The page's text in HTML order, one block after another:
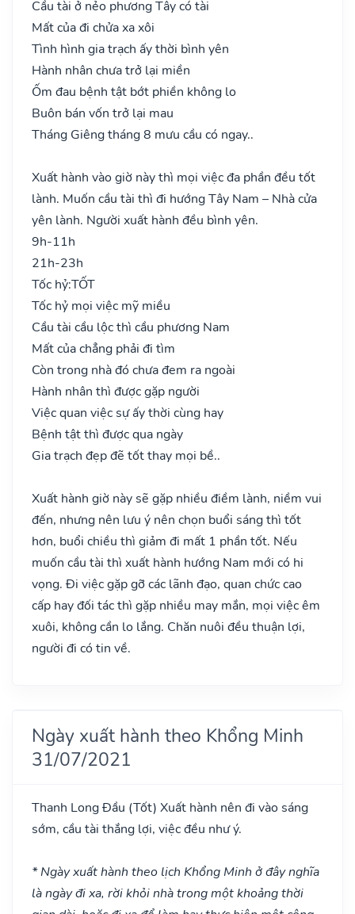
Cầu tài ở nẻo phương Tây có tài
Mất của đi chửa xa xôi
Tình hình gia trạch ấy thời bình yên
Hành nhân chưa trở lại miền
Ốm đau bệnh tật bớt phiền không lo
Buôn bán vốn trở lại mau
Tháng Giêng tháng 8 mưu cầu có ngay..
Xuất hành vào giờ này thì mọi việc đa phần đều tốt
lành. Muốn cầu tài thì đi hướng Tây Nam – Nhà cửa
yên lành. Người xuất hành đều bình yên.
9h-11h
21h-23h
Tốc hỷ:TỐT
Tốc hỷ mọi việc mỹ miều
Cầu tài cầu lộc thì cầu phương Nam
Mất của chẳng phải đi tìm
Còn trong nhà đó chưa đem ra ngoài
Hành nhân thì được gặp người
Việc quan việc sự ấy thời cùng hay
Bệnh tật thì được qua ngày
Gia trạch đẹp đẽ tốt thay mọi bề..
Xuất hành giờ này sẽ gặp nhiều điềm lành, niềm vui
đến, nhưng nên lưu ý nên chọn buổi sáng thì tốt
hơn, buổi chiều thì giảm đi mất 1 phần tốt. Nếu
muốn cầu tài thì xuất hành hướng Nam mới có hi
vọng. Đi việc gặp gỡ các lãnh đạo, quan chức cao
cấp hay đối tác thì gặp nhiều may mắn, mọi việc êm
xuôi, không cần lo lắng. Chăn nuôi đều thuận lợi,
người đi có tin về.
Ngày xuất hành theo Khổng Minh
31/07/2021
Thanh Long Đầu (Tốt) Xuất hành nên đi vào sáng
sớm, cầu tài thắng lợi, việc đều như ý.
* Ngày xuất hành theo lịch Khổng Minh ở đây nghĩa
là ngày đi xa, rời khỏi nhà trong một khoảng thời